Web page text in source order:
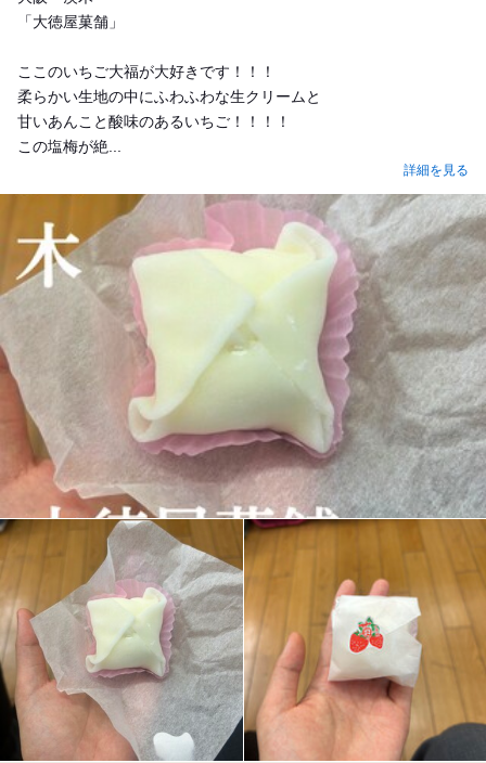
「大徳屋菓舗」
ここのいちご大福が大好きです！！！
柔らかい生地の中にふわふわな生クリームと
甘いあんこと酸味のあるいちご！！！！
この塩梅が絶...
詳細を見る